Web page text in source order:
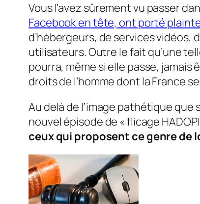
Vous l’avez sûrement vu passer
Facebook en tête, ont porté
d’hébergeurs, de services vidéos,
utilisateurs. Outre le fait qu’une
pourra, même si elle passe,
droits de l’homme dont la France
Au delà de l’image pathétique
nouvel épisode de « flicage
ceux qui proposent ce genre de